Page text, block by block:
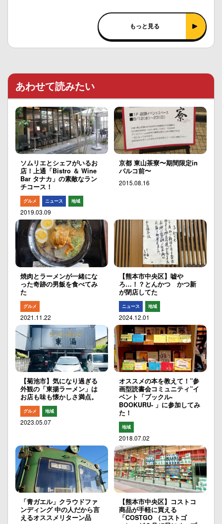
もっと見る
あわせて読みたい
ソムリエとシェフがいるお
店！上通「Bistro ＆ Wine
Bar タナカ」の素敵なラン
チコース！
グルメ ニュース 地域
2019.03.09
京都 東山茶寮〜期間限定in
パルコ前〜
2015.08.16
焼肉とラーメンが一緒にな
った奇跡の男飯を食べてみ
た
グルメ
2021.11.22
【熊本市中央区】嘘や
ろ…！？とんかつ かつ新
が閉店してた
ニュース 地域
2024.12.01
【菊池市】気になり過ぎる
外観の「東揚ラーメン」は
お店も味も懐かしさ満点。
グルメ 地域
2023.05.07
オススメの本を教えて！”参
画型読書会コミュニティ”イ
ベント「ブックル-
BOOKURU- 」に参加してみ
た！
地域
2018.07.02
「青ガエル」クラウドファ
ンディング 中の人だから言
えるオススメリターン品
【熊本市中央区】コストコ
商品が手軽に買える
「COSTGO （コストゴ